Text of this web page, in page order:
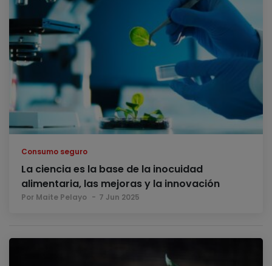
Consumo seguro
La ciencia es la base de la inocuidad
alimentaria, las mejoras y la innovación
Por Maite Pelayo 7 Jun 2025